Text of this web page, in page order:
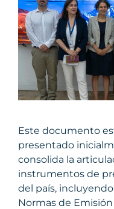
Este documento
presentado
consolida la
instrumentos de
del país,
Normas de